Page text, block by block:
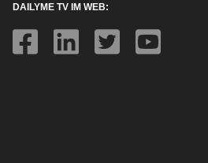
DAILYME TV IM WEB: